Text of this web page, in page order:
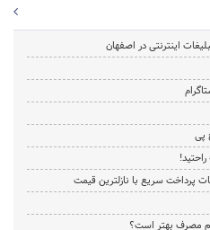
اینترنتی در اصفهان
پرداخت سریع با نازلترین قیمت
مصرف بهتر است؟